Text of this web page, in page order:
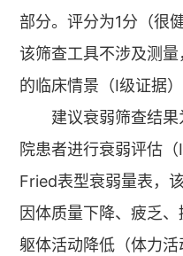
部分。评分为1分（很
该筛查工具不涉及测
的临床情景（Ⅰ级证据）
建议衰弱筛查结
院患者进行衰弱评估
Fried表型衰弱量表，
因体质量下降、疲乏、
躯体活动降低（体力